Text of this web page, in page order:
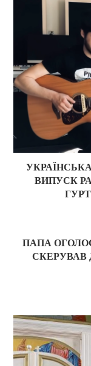
ВИПУСК
ПАПА
СКЕРУВАВ